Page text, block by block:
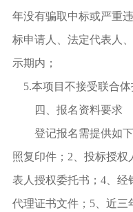
年没有骗取中标或严重
标申请人、法定代表人
示期内；
5.本项目不接受联合体
四、报名资料要求
登记报名需提供如
照复印件； 2 、投标授权
表人授权委托书； 4、经
代理证书文件； 5、近三